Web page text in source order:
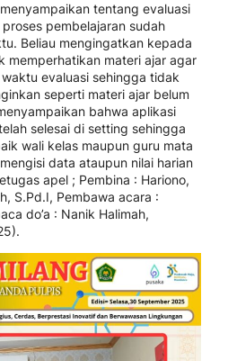
tentang evaluasi
pembelajaran sudah
Beliau mengingatkan kepada
memperhatikan materi ajar agar
evaluasi sehingga tidak
seperti materi ajar belum
bahwa aplikasi
selesai di setting sehingga
wali kelas maupun guru mata
data ataupun nilai harian
apel ; Pembina : Hariono,
S.Pd.I, Pembawa acara :
do’a : Nanik Halimah,